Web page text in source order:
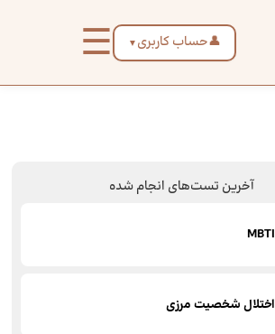
👤حساب کاربری ▼
☰
آخرین تست‌های انجام شده
MBTI
اختلال شخصیت مرزی